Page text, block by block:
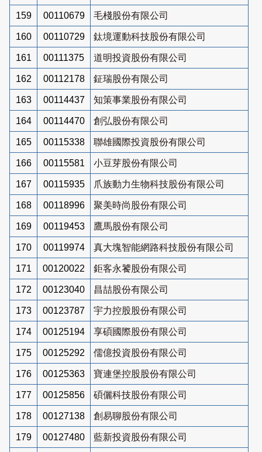
159 00110679 毛棧股份有限公司
160 00110729 鈦境運動科技股份有限公司
161 00111375 道明投資股份有限公司
162 00112178 鉦瑞股份有限公司
163 00114437 知策事業股份有限公司
164 00114470 創弘股份有限公司
165 00115338 聯雄國際投資股份有限公司
166 00115581 小豆芽股份有限公司
167 00115935 爪族動力生物科技股份有限公司
168 00118996 聚美時尚股份有限公司
169 00119453 鷹馬股份有限公司
170 00119974 真大塊智能網路科技股份有限公司
171 00120022 鉅客永饕股份有限公司
172 00123040 昌喆股份有限公司
173 00123787 宇力控股股份有限公司
174 00125194 享碩國際股份有限公司
175 00125292 儒億投資股份有限公司
176 00125363 寶連堡控股股份有限公司
177 00125856 碩儷科技股份有限公司
178 00127138 創易聊股份有限公司
179 00127480 藍新投資股份有限公司